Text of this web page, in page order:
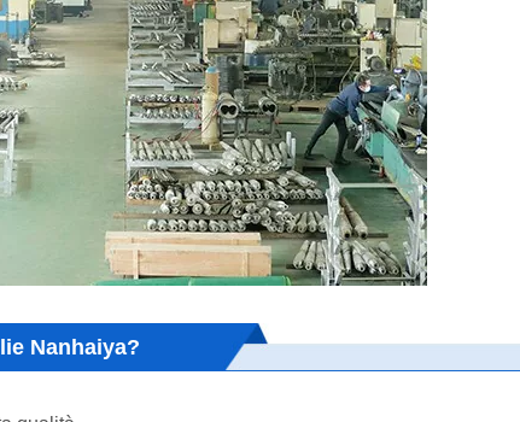
Nanhaiya?